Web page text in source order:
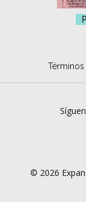
© 2026